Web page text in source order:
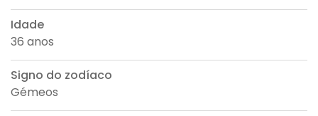
Idade
36 anos
Signo do zodíaco
Gémeos